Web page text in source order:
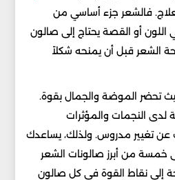
فالشعر جزء أساسي من
اللون أو القصة يحتاج إلى صالون
الشعر قبل أن يمنحه شكلاً
تحضر الموضة والجمال بقوة.
لدى النجمات والمؤثرات
عن تغيير مدروس. ولذلك، يساعدك
خمسة من أبرز صالونات الشعر
إلى نقاط القوة في كل صالون